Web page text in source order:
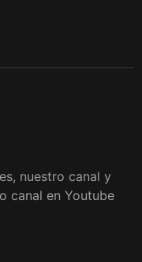
nuestro canal y
canal en Youtube